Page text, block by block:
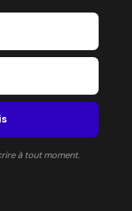
à tout moment.